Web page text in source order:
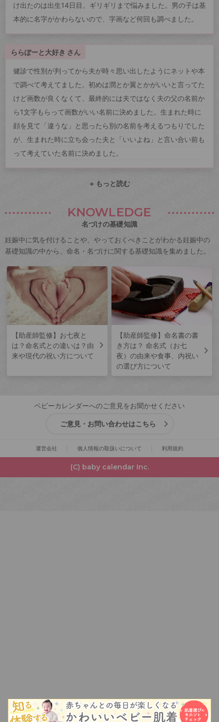
け出たのは出生14日目。ギリギリまで悩みました。男の子は基
本的に名字がかわらないので、字画など何回も調べました。
ららぽーと大好き さん
健診で性別が判ってから夫が時々思い出したようにネットや本
で調べて考えてました。初めは潤とか翼とかがいいと言ってた
けど画数が良くなくて、最終的には夫ではなく夫の父の名前か
ら1文字もらって画数がいい名前に決めました。生まれた時に
顔を見て「違うな」と思ったら別の名前を考えるつもりでした
が、生まれた時に立ち会った夫と「いいよね」と言い合い前も
って考えていた名前に決めました。
+ もっと読む
KNOWLEDGE
名づけの基礎知識
妊娠中に気を付けることや、やっておくべきことがわかる妊娠中の
基礎知識の中から、命名・名づけに関する基礎知識を集めました。
【助産師監修】お七夜と
は？命名式との違いは？由
来や現代の祝い方について
【助産師監修】命名書の書
き方は？ 命名式（お七
夜）の由来や食事、内祝い
の選び方について
ベビーカレンダーへのご意見をお聞かせください
ご意見・お問い合わせはこちら
運営会社 個人情報の取扱いについて 利用規約
(C) baby calendar Inc.